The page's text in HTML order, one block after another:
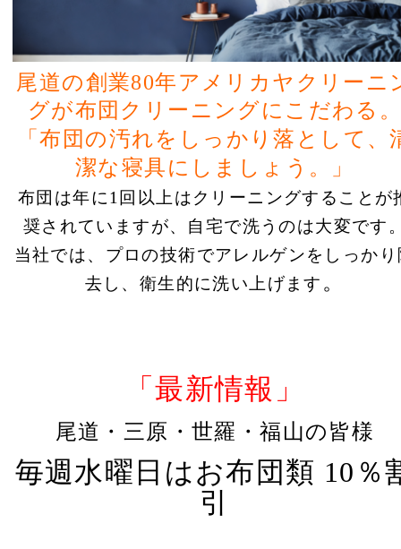
尾道の創業80年アメリカヤクリーニ
グが布団クリーニングにこだわる
「布団の汚れをしっかり落として、
潔な寝具にしましょう。」
布団は年に1回以上はクリーニングすることが
奨されていますが、自宅で洗うのは大変です
当社では、プロの技術でアレルゲンをしっかり
去し、衛生的に洗い上げます 。
「最新情報」
尾道・三原・世羅・福山の皆様
毎週水曜日はお布団類 10％
引